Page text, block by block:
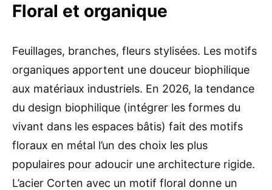
Floral et organique
Feuillages, branches, fleurs stylisées. Les motifs
organiques apportent une douceur biophilique
aux matériaux industriels. En 2026, la tendance
du design biophilique (intégrer les formes du
vivant dans les espaces bâtis) fait des motifs
floraux en métal l’un des choix les plus
populaires pour adoucir une architecture rigide.
L’acier Corten avec un motif floral donne un